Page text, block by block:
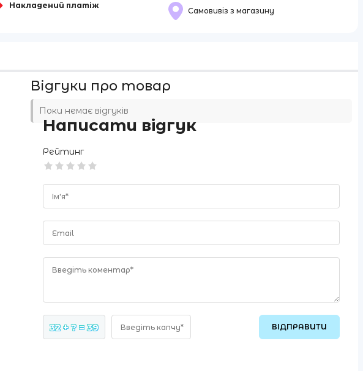
Накладений платіж
Самовивіз з магазину
Відгуки про товар
Поки немає відгуків
Написати відгук
Рейтинг
Ім'я*
Email
Введіть коментар*
32 + ? = 39 Введіть капчу*